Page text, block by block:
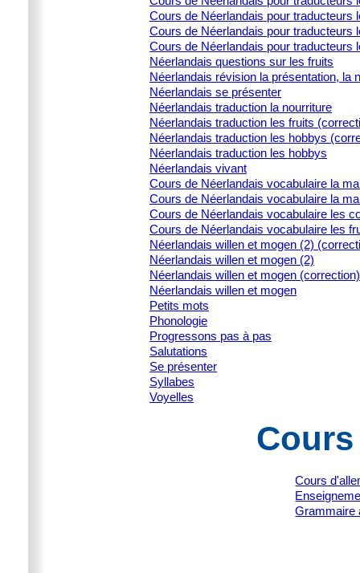
Cours de Néerlandais pour traducteurs
Cours de Néerlandais pour traducteurs
Cours de Néerlandais pour traducteurs
Néerlandais questions sur les fruits
Néerlandais révision la présentation, la
Néerlandais se présenter
Néerlandais traduction la nourriture
Néerlandais traduction les fruits
Néerlandais traduction les hobbys
Néerlandais traduction les hobbys
Néerlandais vivant
Cours de Néerlandais vocabulaire la
Cours de Néerlandais vocabulaire la
Cours de Néerlandais vocabulaire les
Cours de Néerlandais vocabulaire les
Néerlandais willen et mogen (2)
Néerlandais willen et mogen (2)
Néerlandais willen et mogen (correction)
Néerlandais willen et mogen
Petits mots
Phonologie
Progressons pas à pas
Salutations
Se présenter
Syllabes
Voyelles
Cours
Grammaire